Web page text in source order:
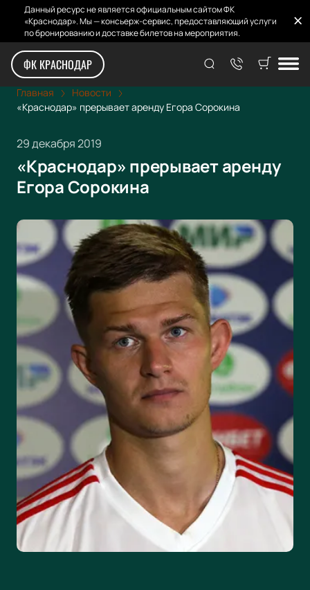
Данный ресурс не является официальным сайтом ФК
«Краснодар». Мы — консьерж-сервис, предоставляющий услуги
по бронированию и доставке билетов на мероприятия.
ФК КРАСНОДАР
Главная
Новости
«Краснодар» прерывает аренду Егора Сорокина
29 декабря 2019
«Краснодар» прерывает аренду
Егора Сорокина